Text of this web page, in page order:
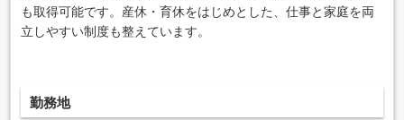
も取得可能です。産休・育休をはじめとした、仕事と家庭を両
立しやすい制度も整えています。
勤務地